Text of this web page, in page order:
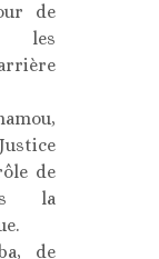
de
les
de
la
de